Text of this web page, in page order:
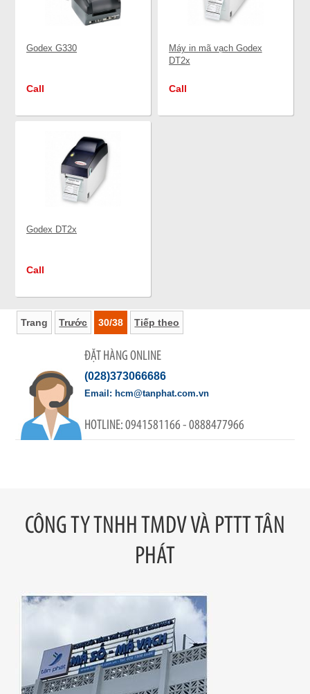
Godex G330
Call
Máy in mã vạch Godex
DT2x
Call
Godex DT2x
Call
Trang Trước 30/38 Tiếp theo
ĐẶT HÀNG ONLINE
(028)373066686
0941581166 - 0888477966
hcm@tanphat.com.vn
CÔNG TY TNHH TMDV VÀ PTTT TÂN
PHÁT